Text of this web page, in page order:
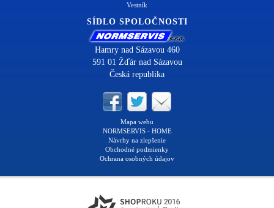
Vestník
SÍDLO SPOLOČNOSTI
Hamry nad Sázavou 460
591 01 Žďár nad Sázavou
Česká republika
Mapa webu
NORMSERVIS - HOME
Návrhy na zlepšenie
Obchodné podmienky
Ochrana osobných údajov